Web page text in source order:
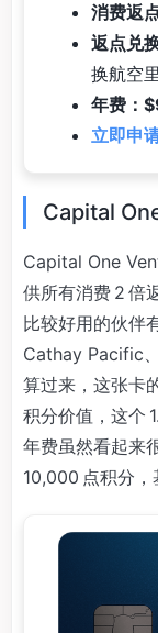
消费返
返点兑
换航空
年费：
立即申
Capital
Capital One
供所有消费 2 倍
比较好用的伙伴
Cathay Pacific
算过来，这张卡
积分价值，这个
年费虽然看起来
10,000 点积分，